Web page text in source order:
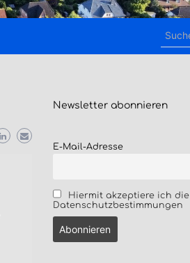
Suche
Newsletter abonnieren
E-Mail-Adresse
Hiermit akzeptiere ich die
Datenschutzbestimmungen